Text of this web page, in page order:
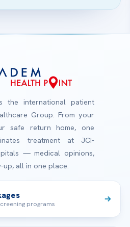
the international patient
Group. From your
safe return home, one
treatment at JCI-
— medical opinions,
all in one place.
programs